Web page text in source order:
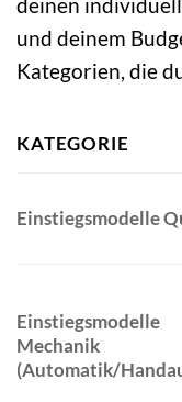
und deinem
Kategorien, die
KATEGORIE
Einstiegsmodelle
Einstiegsmodelle
Mechanik
(Automatik/